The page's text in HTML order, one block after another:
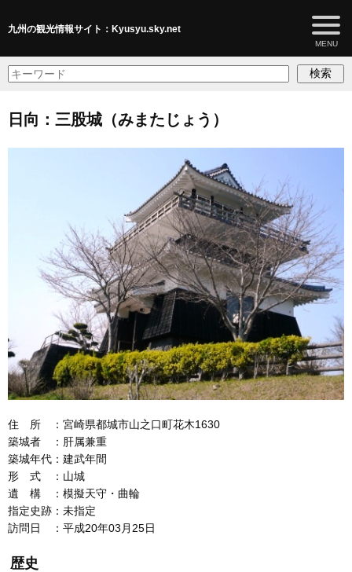
九州の観光情報サイト：Kyusyu.sky.net
検索
日向：三股城（みまたじょう）
住 所 ：宮崎県都城市山之口町花木1630
築城者 ：肝属兼重
築城年代：建武年間
形 式 ：山城
遺 構 ：模擬天守・曲輪
指定史跡：未指定
訪問日 ：平成20年03月25日
歴史